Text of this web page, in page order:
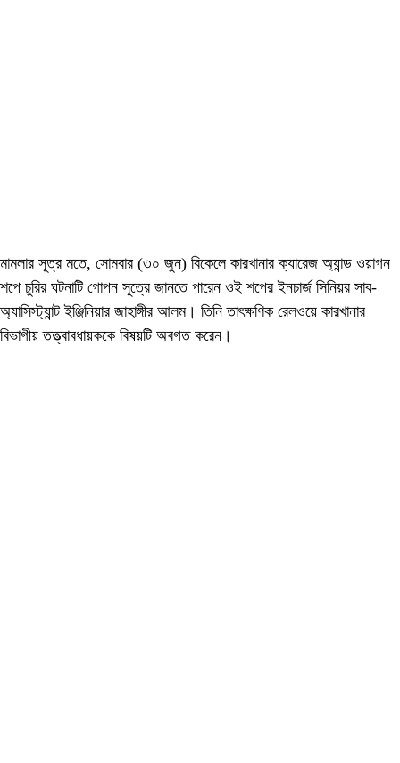
মামলার সূত্র মতে, সোমবার (৩০ জুন) বিকেলে কারখানার ক্যারেজ অ্যান্ড ওয়াগন
শপে চুরির ঘটনাটি গোপন সূত্রে জানতে পারেন ওই শপের ইনচার্জ সিনিয়র সাব-
অ্যাসিস্ট্যান্ট ইঞ্জিনিয়ার জাহাঙ্গীর আলম। তিনি তাৎক্ষণিক রেলওয়ে কারখানার
বিভাগীয় তত্ত্বাবধায়ককে বিষয়টি অবগত করেন।